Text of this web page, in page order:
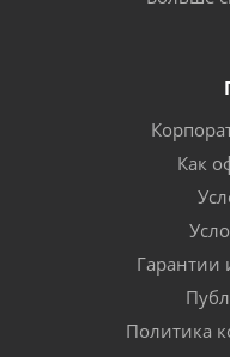
Как
Гарантии
Политика